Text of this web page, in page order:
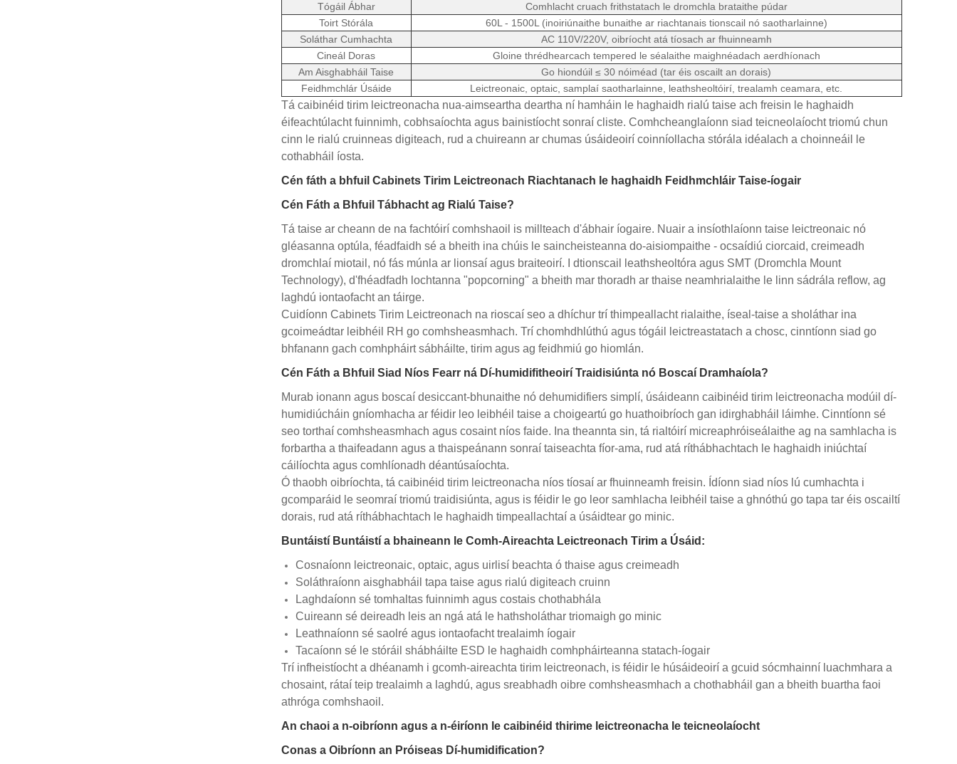
Tógáil Ábhar
Comhlacht cruach frithstatach le dromchla brataithe púdar
Toirt Stórála
60L - 1500L (inoiriúnaithe bunaithe ar riachtanais tionscail nó saotharlainne)
Soláthar Cumhachta
AC 110V/220V, oibríocht atá tíosach ar fhuinneamh
Cineál Doras
Gloine thrédhearcach tempered le séalaithe maighnéadach aerdhíonach
Am Aisghabháil Taise
Go hiondúil ≤ 30 nóiméad (tar éis oscailt an dorais)
Feidhmchlár Úsáide
Leictreonaic, optaic, samplaí saotharlainne, leathsheoltóirí, trealamh ceamara, etc.
Tá caibinéid tirim leictreonacha nua-aimseartha deartha ní hamháin le haghaidh rialú taise ach freisin le haghaidh
éifeachtúlacht fuinnimh, cobhsaíochta agus bainistíocht sonraí cliste. Comhcheanglaíonn siad teicneolaíocht triomú chun
cinn le rialú cruinneas digiteach, rud a chuireann ar chumas úsáideoirí coinníollacha stórála idéalach a choinneáil le
cothabháil íosta.
Cén fáth a bhfuil Cabinets Tirim Leictreonach Riachtanach le haghaidh Feidhmchláir Taise-íogair
Cén Fáth a Bhfuil Tábhacht ag Rialú Taise?
Tá taise ar cheann de na fachtóirí comhshaoil ​​is millteach d'ábhair íogaire. Nuair a insíothlaíonn taise leictreonaic nó
gléasanna optúla, féadfaidh sé a bheith ina chúis le saincheisteanna do-aisiompaithe - ocsaídiú ciorcaid, creimeadh
dromchlaí miotail, nó fás múnla ar lionsaí agus braiteoirí. I dtionscail leathsheoltóra agus SMT (Dromchla Mount
Technology), d'fhéadfadh lochtanna "popcorning" a bheith mar thoradh ar thaise neamhrialaithe le linn sádrála reflow, ag
laghdú iontaofacht an táirge.
Cuidíonn Cabinets Tirim Leictreonach na rioscaí seo a dhíchur trí thimpeallacht rialaithe, íseal-taise a sholáthar ina
gcoimeádtar leibhéil RH go comhsheasmhach. Trí chomhdhlúthú agus tógáil leictreastatach a chosc, cinntíonn siad go
bhfanann gach comhpháirt sábháilte, tirim agus ag feidhmiú go hiomlán.
Cén Fáth a Bhfuil Siad Níos Fearr ná Dí-humidifitheoirí Traidisiúnta nó Boscaí Dramhaíola?
Murab ionann agus boscaí desiccant-bhunaithe nó dehumidifiers simplí, úsáideann caibinéid tirim leictreonacha modúil dí-
humidiúcháin gníomhacha ar féidir leo leibhéil taise a choigeartú go huathoibríoch gan idirghabháil láimhe. Cinntíonn sé
seo torthaí comhsheasmhach agus cosaint níos faide. Ina theannta sin, tá rialtóirí micreaphróiseálaithe ag na samhlacha is
forbartha a thaifeadann agus a thaispeánann sonraí taiseachta fíor-ama, rud atá ríthábhachtach le haghaidh iniúchtaí
cáilíochta agus comhlíonadh déantúsaíochta.
Ó thaobh oibríochta, tá caibinéid tirim leictreonacha níos tíosaí ar fhuinneamh freisin. Ídíonn siad níos lú cumhachta i
gcomparáid le seomraí triomú traidisiúnta, agus is féidir le go leor samhlacha leibhéil taise a ghnóthú go tapa tar éis oscailtí
dorais, rud atá ríthábhachtach le haghaidh timpeallachtaí a úsáidtear go minic.
Buntáistí Buntáistí a bhaineann le Comh-Aireachta Leictreonach Tirim a Úsáid:
Cosnaíonn leictreonaic, optaic, agus uirlisí beachta ó thaise agus creimeadh
Soláthraíonn aisghabháil tapa taise agus rialú digiteach cruinn
Laghdaíonn sé tomhaltas fuinnimh agus costais chothabhála
Cuireann sé deireadh leis an ngá atá le hathsholáthar triomaigh go minic
Leathnaíonn sé saolré agus iontaofacht trealaimh íogair
Tacaíonn sé le stóráil shábháilte ESD le haghaidh comhpháirteanna statach-íogair
Trí infheistíocht a dhéanamh i gcomh-aireachta tirim leictreonach, is féidir le húsáideoirí a gcuid sócmhainní luachmhara a
chosaint, rátaí teip trealaimh a laghdú, agus sreabhadh oibre comhsheasmhach a chothabháil gan a bheith buartha faoi
athróga comhshaoil.
An chaoi a n-oibríonn agus a n-éiríonn le caibinéid thirime leictreonacha le teicneolaíocht
Conas a Oibríonn an Próiseas Dí-humidification?